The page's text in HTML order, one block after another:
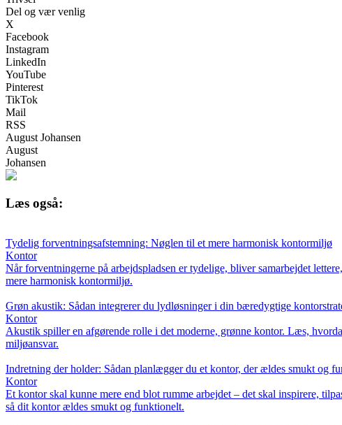
Del og vær venlig
X
Facebook
Instagram
LinkedIn
YouTube
Pinterest
TikTok
Mail
RSS
August Johansen
August
Johansen
Læs også:
Tydelig forventningsafstemning: Nøglen til et mere harmonisk kontormiljø
Kontor
Når forventningerne på arbejdspladsen er tydelige, bliver samarbejdet
mere harmonisk kontormiljø.
Grøn akustik: Sådan integrerer du lydløsninger i din bæredygtige
Kontor
Akustik spiller en afgørende rolle i det moderne, grønne kontor. Læs,
miljøansvar.
Indretning der holder: Sådan planlægger du et kontor, der ældes smukt og
Kontor
Et kontor skal kunne mere end blot rumme arbejdet – det skal inspirere,
så dit kontor ældes smukt og funktionelt.